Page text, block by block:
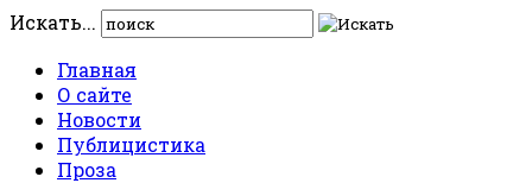
Искать...
Главная
О сайте
Новости
Публицистика
Проза